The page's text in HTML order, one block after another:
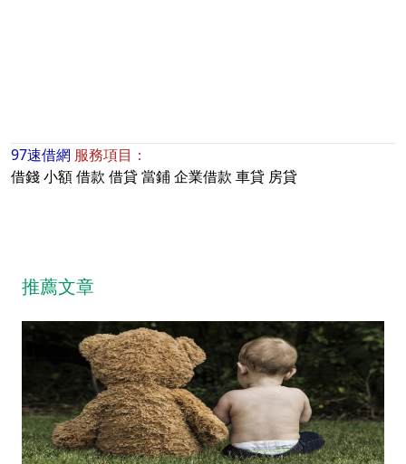
97速借網 服務項目：
借錢小額借款 借貸當鋪企業借款 車貸 房貸
推薦文章